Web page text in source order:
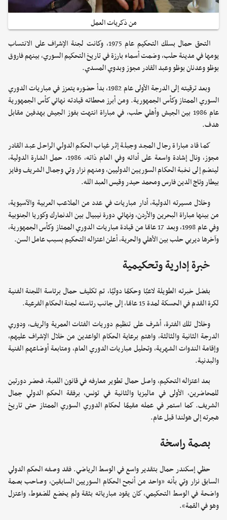
من ذكريات العمل
التحق حمال بسلك التحكيم عام 1975، وكانت لجنة الإشراف على الانتساب
يومها في مدينة حلب، وضمت أسماء بارزة في تاريخ التحكيم السوري، بينهم فاروق
بوظو وعدنان بوظو وعبد القادر مجوز وبدوي المسدي.
وبعد ترقيته إلى الدرجة الأولى عام 1982، بدأ حضوره يتعزز في مباريات الدوري
السوري الممتاز وكأس الجمهورية. ومن أبرز محطاته قيادته نهائي كأس الجمهورية
عام 1986 بين الجيش وأهلي حلب، في مباراة انتهت بفوز الجيش بهدفين مقابل
هدف.
كما قاد مباراة رجال المجد وجبلة إثر غياب الحكم الدولي الراحل عبد القادر
مجوز، ونال إشادة واسعة على أدائه وفي العام ذاته، 1986، حمل الشارة الدولية،
لينضم إلى نخبة الحكام السوريين الدوليين، ومنهم نزار وتي وجمال الشريف وفايز
بيطار وتاج الدين فارس ومحمد حيدر وقيس العبد الله.
وخلال مسيرته الدولية، أدار مباريات في عدد من الملاعب العربية والآسيوية،
من بينها مباراة البحرين والأردن، ونهائي دورة نيبيال بين الدنمارك وكوريا الجنوبية
وفي عام 1998، وبعد 17 عامًا من قيادة مباريات الدوري الممتاز وكأس الجمهورية،
وآخرها ديربي حلب بين الأهلي والحرية، أعلن اعتزاله التحكيم بسبب عامل السن.
خبرة إدارية وتحكيمية
بفضل خبرته الطويلة لاعبًا وحكمًا دوليًا، تم تكليف حمال برئاسة اللجنة الفنية
لكرة القدم في الحسكة لمدة 15 عامًا، إلى جانب رئاسته لجنة الحكام الفرعية.
وخلال تلك الفترة، أشرف على تنظيم دوريات الفئات العمرية والريف، ودوري
الدرجة الثانية والثالثة، واهتم برعاية الحكام الواعدين من خلال الإشراف عليهم،
وإقامة الندوات الشهرية، وتحليل مباريات الدوري العام، ومتابعة أوضاعهم الفنية
والبدنية.
بعد اعتزاله التحكيم، واصل حمال تطوير معارفه في قانون اللعبة، فحضر دورتين
للمحاضرين، الأولى في ماليزيا والثانية في تونس، برفقة الحكم الدولي جمال
الشريف. كما استمر في عمله مقيمًا لحكام الدوري السوري الممتاز حتى تاريخ
هجرته إلى هولندا قبل عام.
بصمة راسخة
حظي إسكندر حمال بتقدير واسع في الوسط الرياضي. فقد وصفه الحكم الدولي
السابق نزار وتي بأنه «واحد من أنجح الحكام السوريين السابقين، وصاحب بصمة
واضحة في الوسط التحكيمي، كان يقود مبارياته بثقة ولم يخضع للضغوط، واعتزل
وهو في القمة».